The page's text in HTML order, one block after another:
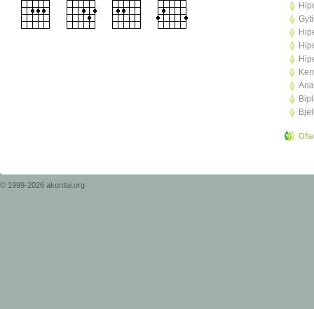
© 1999-2026 akordai.org